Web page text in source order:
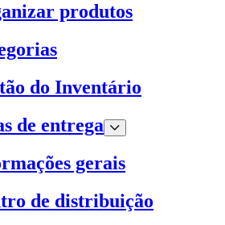
produtos
do Inventário
de entrega
gerais
de distribuição